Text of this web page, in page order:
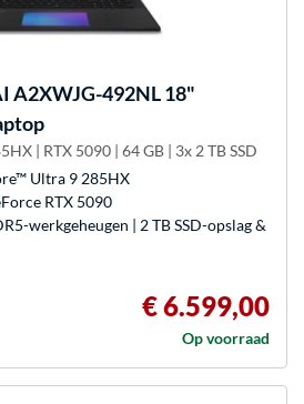
A2XWJG-492NL 18"
| RTX 5090 | 64 GB | 3x 2 TB SSD
Ultra 9 285HX
RTX 5090
werkgeheugen | 2 TB SSD-opslag &
€ 6.599,00
Op voorraad